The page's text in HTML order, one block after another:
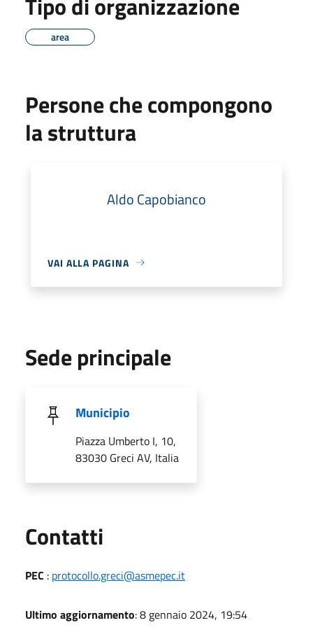
area
Persone che compongono
la struttura
Aldo Capobianco
VAI ALLA PAGINA
Sede principale
Municipio
Piazza Umberto I, 10,
83030 Greci AV, Italia
Contatti
PEC : protocollo.greci@asmepec.it
Ultimo aggiornamento: 8 gennaio 2024, 19:54